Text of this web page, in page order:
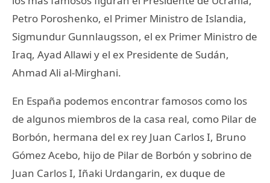
Petro Poroshenko, el Primer Ministro de Islandia,
Sigmundur Gunnlaugsson, el ex Primer Ministro de
Iraq, Ayad Allawi y el ex Presidente de Sudán,
Ahmad Ali al-Mirghani.
En España podemos encontrar famosos como los
de algunos miembros de la casa real, como Pilar de
Borbón, hermana del ex rey Juan Carlos I, Bruno
Gómez Acebo, hijo de Pilar de Borbón y sobrino de
Juan Carlos I, Iñaki Urdangarin, ex duque de